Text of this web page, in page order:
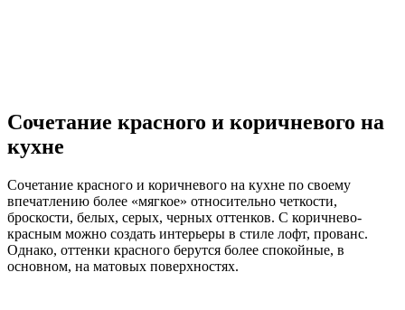
Сочетание красного и коричневого на
кухне
Сочетание красного и коричневого на кухне по своему
впечатлению более «мягкое» относительно четкости,
броскости, белых, серых, черных оттенков. С коричнево-
красным можно создать интерьеры в стиле лофт, прованс.
Однако, оттенки красного берутся более спокойные, в
основном, на матовых поверхностях.